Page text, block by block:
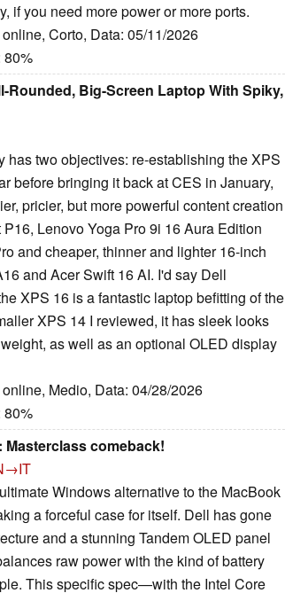
if you need more power or more ports.
Corto, Data: 05/11/2026
80%
Rounded, Big-Screen Laptop With Spiky,
has two objectives: re-establishing the XPS
before bringing it back at CES in January,
pricier, but more powerful content creation
Lenovo Yoga Pro 9i 16 Aura Edition
and cheaper, thinner and lighter 16-inch
and Acer Swift 16 AI. I'd say Dell
XPS 16 is a fantastic laptop befitting of the
XPS 14 I reviewed, it has sleek looks
as well as an optional OLED display
Medio, Data: 04/28/2026
80%
Masterclass comeback!
Windows alternative to the MacBook
a forceful case for itself. Dell has gone
and a stunning Tandem OLED panel
raw power with the kind of battery
This specific spec—with the Intel Core